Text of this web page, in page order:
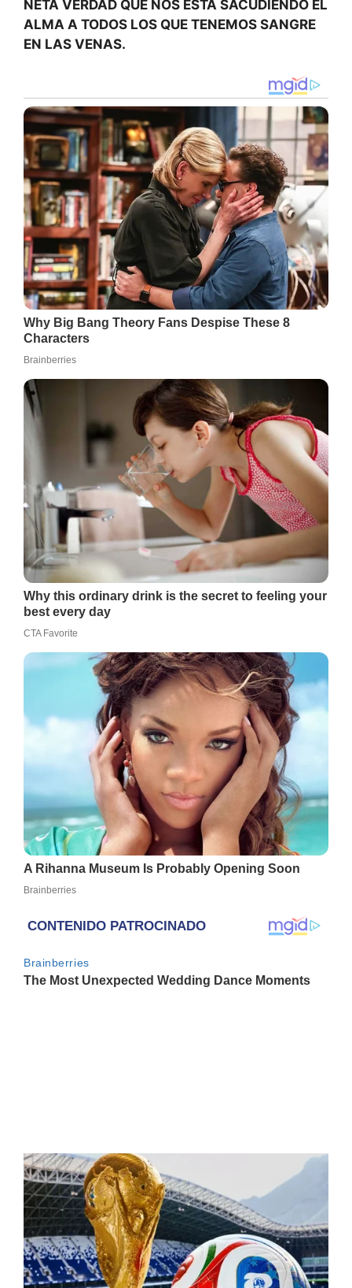
NETA VERDAD QUE NOS ESTÁ SACUDIENDO EL
ALMA A TODOS LOS QUE TENEMOS SANGRE
EN LAS VENAS.